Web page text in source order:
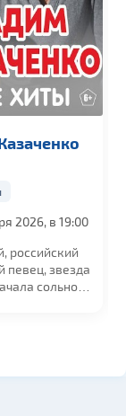
2026, в 19:00
российский
певец, звезда
сольной